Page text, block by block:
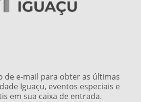
de e-mail para obter as últimas
Iguaçu, eventos especiais e
em sua caixa de entrada.